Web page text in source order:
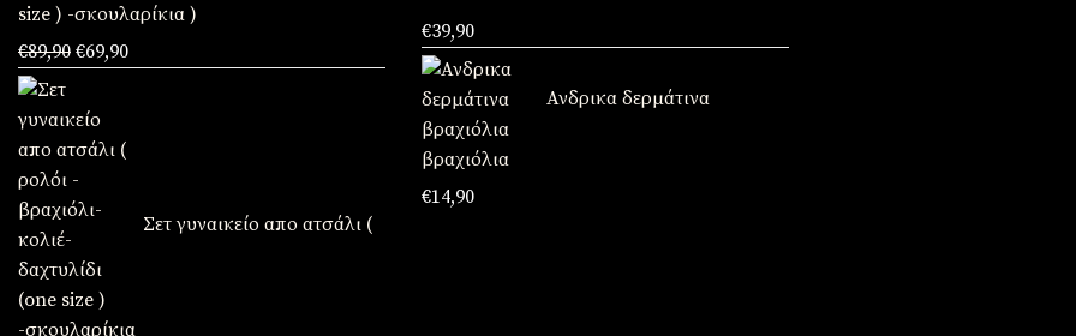
size ) -σκουλαρίκια )
€89,90 Original
was:
€89,90.
€69,90Η
Σετ γυναικείο απο ατσάλι (
€39,90
Ανδρικα δερμάτινα
βραχιόλια
€14,90